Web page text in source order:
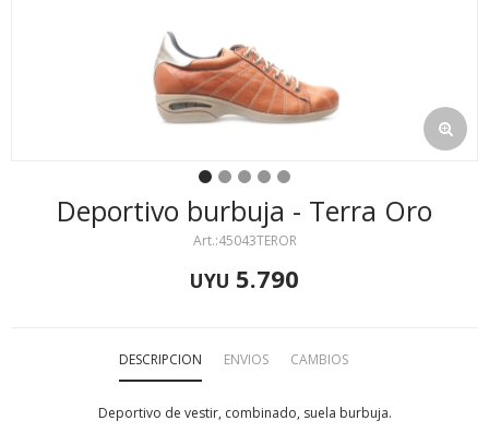
Deportivo burbuja - Terra Oro
45043TEROR
UYU 5.790
DESCRIPCION ENVIOS CAMBIOS
Deportivo de vestir, combinado, suela burbuja.